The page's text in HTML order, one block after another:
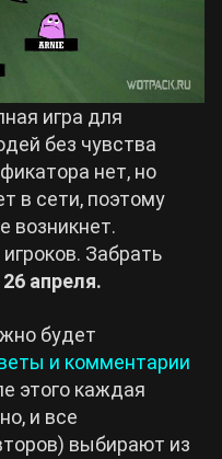
игра для
без чувства
нет, но
в сети, поэтому
возникнет.
Забрать
апреля.
будет
и комментарии
этого каждая
и все
выбирают из